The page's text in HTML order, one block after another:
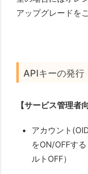
アップグレードを
APIキーの発行
【サービス管理者
アカウント
をON/OFFす
ルトOFF）